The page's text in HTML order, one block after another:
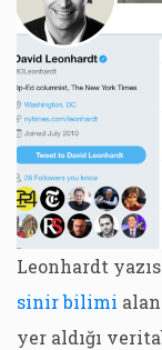
Leonhardt
sinir bilimi
yer aldığı